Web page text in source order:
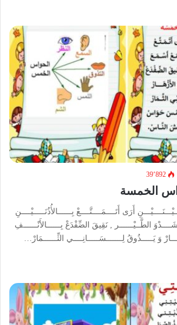
39٬892
الخمسة
أَرَى أَتَــــمَــــتَّــــعْ بِــــــالأُذُنَـــــيْــــنِ
الطَّــيْــــــر , نَقِيقَ الضِّفْدَعْ بِــــــالأَنْــــــفِ
وَ يَـــــذُوقُ لِـــــــسَـــــانِــــي الثِّــــــمَارْ…